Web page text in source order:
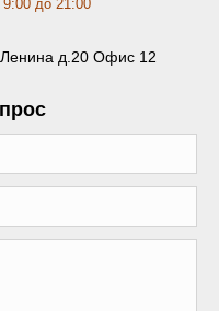
до 21:00
д.20 Офис 12